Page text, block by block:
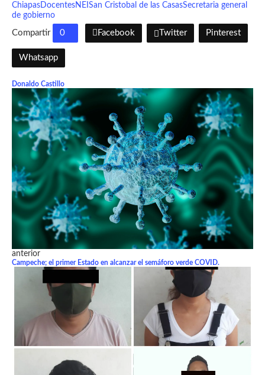
Chiapas DocentesNEI San Cristobal de las CasasSecretaria general
de gobierno
Compartir 0 Facebook Twitter Pinterest
Whatsapp
Donaldo Castillo
anterior
Campeche; el primer Estado en alcanzar el semáforo verde COVID.